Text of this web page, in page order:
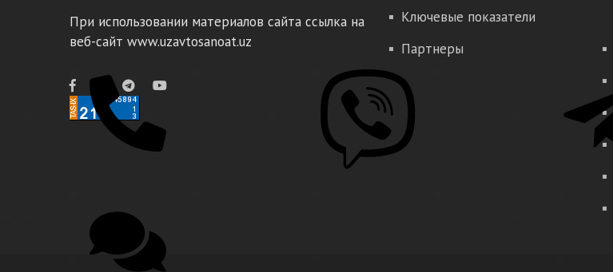
При использовании материалов сайта ссылка на
веб-сайт www.uzavtosanoat.uz
Ключевые показатели
Партнеры